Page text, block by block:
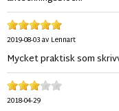
2019-08-03av Lennart
Mycket praktisk som
2018-04-29